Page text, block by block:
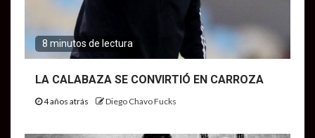
8 minutos de lectura
LA CALABAZA SE CONVIRTIÓ EN CARROZA
4 años atrás Diego Chavo Fucks